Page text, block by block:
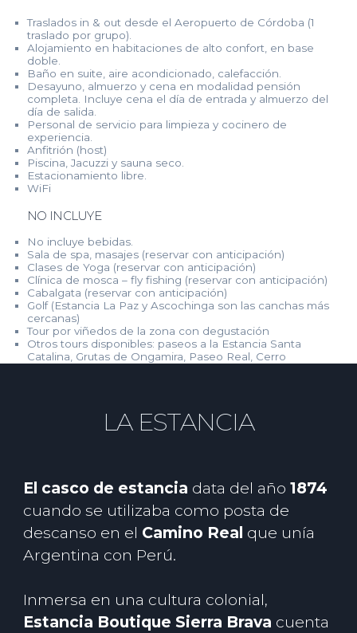
Traslados in & out desde el Aeropuerto de Córdoba (1
traslado por grupo).
Alojamiento en habitaciones de alto confort, en base
doble.
Baño en suite, aire acondicionado, calefacción.
Desayuno, almuerzo y cena en modalidad pensión
completa. Incluye cena el día de entrada y almuerzo del
día de salida.
Personal de servicio para limpieza y cocinero de
experiencia.
Anfitrión (host)
Piscina, Jacuzzi y sauna seco.
Estacionamiento libre.
WiFi
NO INCLUYE
No incluye bebidas.
Sala de spa, masajes (reservar con anticipación)
Clases de Yoga (reservar con anticipación)
Clínica de mosca – fly fishing (reservar con anticipación)
Cabalgata (reservar con anticipación)
Golf (Estancia La Paz y Ascochinga son las canchas más
cercanas)
Tour por viñedos de la zona con degustación
Otros tours disponibles: paseos a la Estancia Santa
Catalina, Grutas de Ongamira, Paseo Real, Cerro
LA ESTANCIA
El casco de estancia data del año 1874
cuando se utilizaba como posta de
descanso en el Camino Real que unía
Argentina con Perú.
Inmersa en una cultura colonial,
Estancia Boutique Sierra Brava cuenta